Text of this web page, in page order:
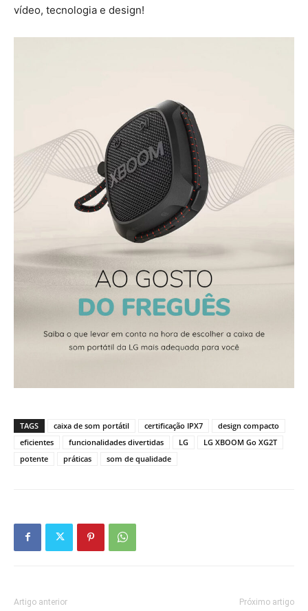
vídeo, tecnologia e design!
TAGS caixa de som portátil certificação IPX7
design compacto
eficientes
funcionalidades divertidas LG
LG XBOOM Go XG2T
potente
práticas som de qualidade
Artigo anterior Próximo artigo